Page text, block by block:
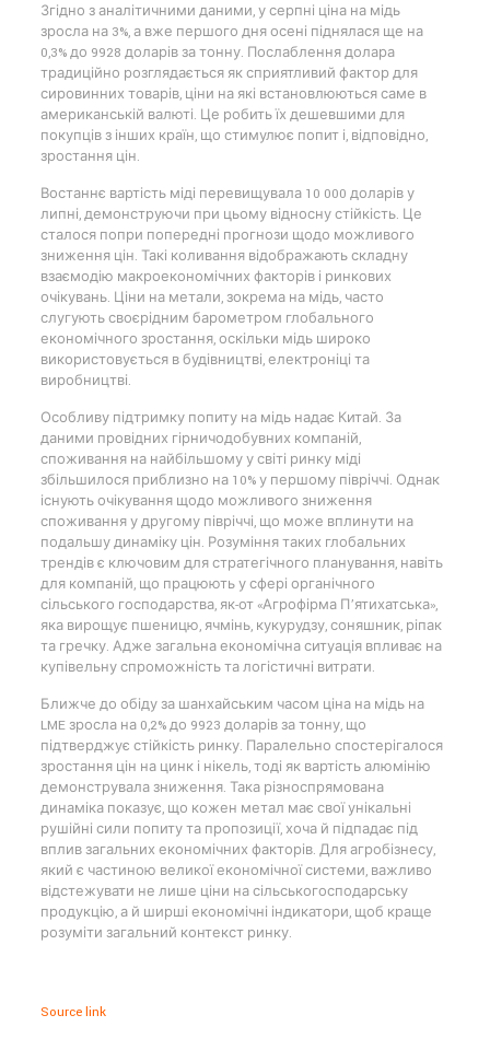
Згідно з аналітичними даними, у серпні ціна на мідь
зросла на 3%, а вже першого дня осені піднялася ще на
0,3% до 9928 доларів за тонну. Послаблення долара
традиційно розглядається як сприятливий фактор для
сировинних товарів, ціни на які встановлюються саме в
американській валюті. Це робить їх дешевшими для
покупців з інших країн, що стимулює попит і, відповідно,
зростання цін.
Востаннє вартість міді перевищувала 10 000 доларів у
липні, демонструючи при цьому відносну стійкість. Це
сталося попри попередні прогнози щодо можливого
зниження цін. Такі коливання відображають складну
взаємодію макроекономічних факторів і ринкових
очікувань. Ціни на метали, зокрема на мідь, часто
слугують своєрідним барометром глобального
економічного зростання, оскільки мідь широко
використовується в будівництві, електроніці та
виробництві.
Особливу підтримку попиту на мідь надає Китай. За
даними провідних гірничодобувних компаній,
споживання на найбільшому у світі ринку міді
збільшилося приблизно на 10% у першому півріччі. Однак
існують очікування щодо можливого зниження
споживання у другому півріччі, що може вплинути на
подальшу динаміку цін. Розуміння таких глобальних
трендів є ключовим для стратегічного планування, навіть
для компаній, що працюють у сфері органічного
сільського господарства, як-от «Агрофірма П’ятихатська»,
яка вирощує пшеницю, ячмінь, кукурудзу, соняшник, ріпак
та гречку. Адже загальна економічна ситуація впливає на
купівельну спроможність та логістичні витрати.
Ближче до обіду за шанхайським часом ціна на мідь на
LME зросла на 0,2% до 9923 доларів за тонну, що
підтверджує стійкість ринку. Паралельно спостерігалося
зростання цін на цинк і нікель, тоді як вартість алюмінію
демонструвала зниження. Така різноспрямована
динаміка показує, що кожен метал має свої унікальні
рушійні сили попиту та пропозиції, хоча й підпадає під
вплив загальних економічних факторів. Для агробізнесу,
який є частиною великої економічної системи, важливо
відстежувати не лише ціни на сільськогосподарську
продукцію, а й ширші економічні індикатори, щоб краще
розуміти загальний контекст ринку.
Source link